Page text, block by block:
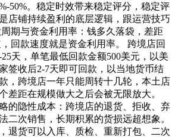
50%。稳定时效带来稳定评分，稳定评
店铺持续盈利的底层逻辑，跟运营技巧
期与资金利用率：钱多久落袋，差距
回款速度就是资金利用率。 跨境店回
天，单笔最低回款金额500美元，以美
签收后2-7天即可回款，以当地货币结
，跨境店一年只能周转十几轮，本土店
差距在规模做大之后会被无限放大。
的隐性成本：跨境店的退货、拒收、弃
二次销售，长期积累的货损远超想象。
退货可以入库、质检、重新打包、二次